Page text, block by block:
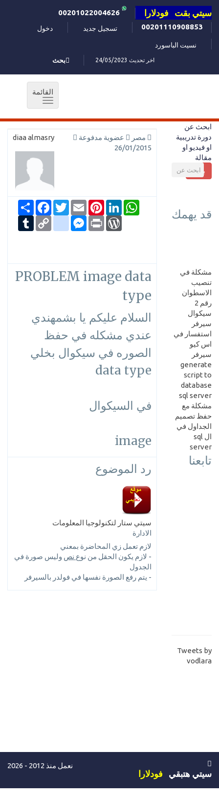
سيتي بقت فودلارا
00201110908853
تسجيل جديد دخول
نسيت الباسورد
اخر تحديث 24/05/2023 بحث
القائمة
Toggle
ابحث عن
دورة تدريبية
او فيديو او
مقالة
بحث
قد يهمك
مشكلة في
تنصيب
الاسطوان
رقم 2
سيكوال
سيرفر
استفسار في
اس كيو
سيرفر
generate
script to
database
sql server
مشكلة مع
حفظ تصميم
الجداول في
ال sql
server
تابعنا
Tweets by
vodlara
diaa almasry مصر
عضوية مدفوعة
26/01/2015
انشر
FacebookTwitterEmail
PinterestLinkedIn
WhatsApp
Tumblr Copy
Link
google_bookmarksMessenger Print
WordPress
PROBLEM image data
type
السلام عليكم يا بشمهندي
عندي مشكله في حفظ
الصوره في سيكوال بخلي
data type
في السيكوال
image
رد الموضوع
سيتي ستار لتكنولوجيا المعلومات
الادارة
لازم تعمل زي المحاضرة بمعني
- لازم يكون الحقل من نوع نص وليس صورة في
الجدول
- يتم رفع الصورة نفسها في فولدر بالسيرفر
نعمل منذ 2012 - 2026
سيتي هتبقي فودلارا